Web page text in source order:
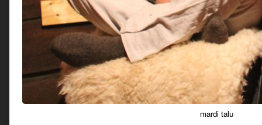
mardi talu